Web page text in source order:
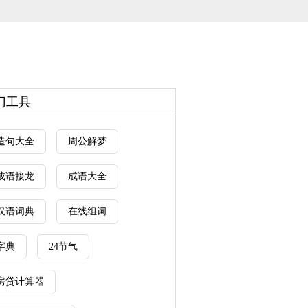
工具
句大全 周公解梦
语接龙 成语大全
语词典 在线组词
典 24节气
贷计算器